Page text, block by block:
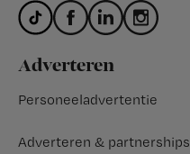
Adverteren
Personeeladvertentie
Adverteren & partnerships